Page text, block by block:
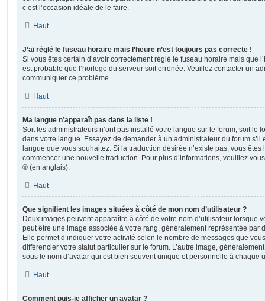
c’est l’occasion idéale de le faire.
Haut
J’ai réglé le fuseau horaire mais l’heure n’est toujours pas correcte !
Si vous êtes certain d’avoir correctement réglé le fuseau horaire mais que
est probable que l’horloge du serveur soit erronée. Veuillez contacter un
communiquer ce problème.
Haut
Ma langue n’apparaît pas dans la liste !
Soit les administrateurs n’ont pas installé votre langue sur le forum, soit le
dans votre langue. Essayez de demander à un administrateur du forum s’il
langue que vous souhaitez. Si la traduction désirée n’existe pas, vous
commencer une nouvelle traduction. Pour plus d’informations, veuillez
® (en anglais).
Haut
Que signifient les images situées à côté de mon nom d’utilisateur ?
Deux images peuvent apparaître à côté de votre nom d’utilisateur lorsque
peut être une image associée à votre rang, généralement représentée par
Elle permet d’indiquer votre activité selon le nombre de messages que
différencier votre statut particulier sur le forum. L’autre image,
sous le nom d’avatar qui est bien souvent unique et personnelle à chaque
Haut
Comment puis-je afficher un avatar ?